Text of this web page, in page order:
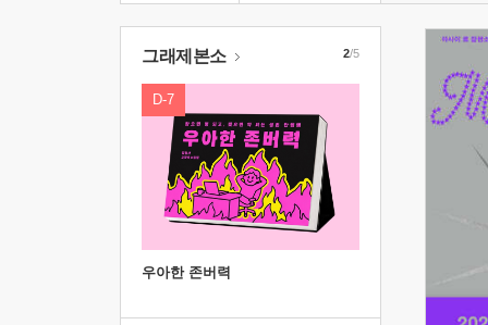
그래제본소
D-7
우아한 존버력
2/5